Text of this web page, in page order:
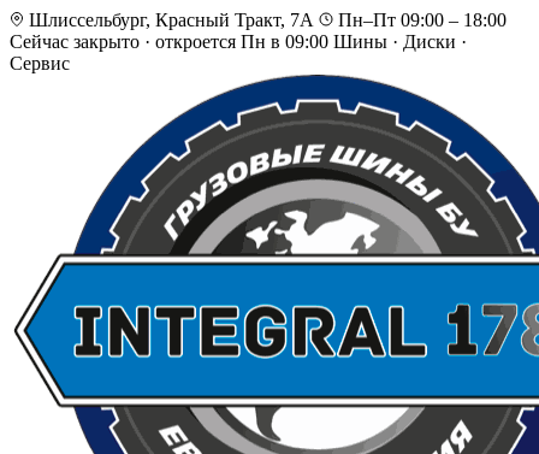
Шлиссельбург, Красный Тракт, 7А
Пн–Пт 09:00 – 18:00
Сейчас закрыто · откроется Пн в 09:00 Шины · Диски ·
Сервис